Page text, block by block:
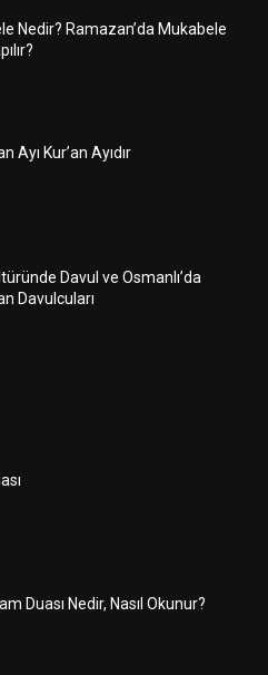
Nedir? Ramazan’da Mukabele
Ayı Kur’an Ayıdır
Davul ve Osmanlı’da
Davulcuları
Duası Nedir, Nasıl Okunur?